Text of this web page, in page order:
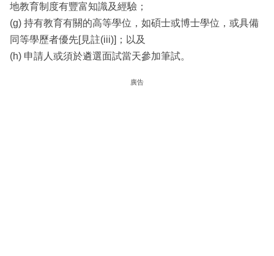
地教育制度有豐富知識及經驗；
(g) 持有教育有關的高等學位，如碩士或博士學位，或具備
同等學歷者優先[見註(iii)]；以及
(h) 申請人或須於遴選面試當天參加筆試。
廣告